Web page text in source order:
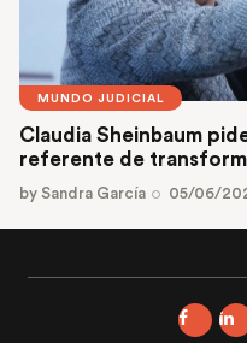
MUNDO JUDICIAL
Claudia Sheinbaum
referente de
by Sandra García 05/06/